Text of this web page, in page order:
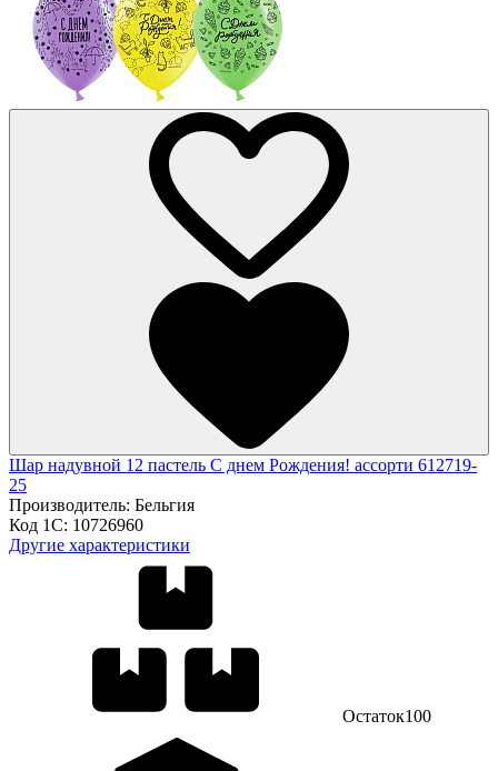
Шар надувной 12 пастель С днем Рождения! ассорти 612719-
25
Производитель: Бельгия
Код 1С: 10726960
Другие характеристики
Остаток100